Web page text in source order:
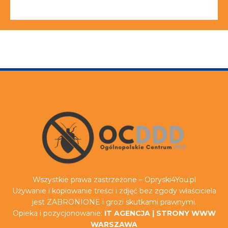
Wszystkie prawa zastrzeżone – Opryski4You.pl
Używanie i kopiowanie treści i zdjęć bez zgody właściciela
jest ZABRONIONE i grozi skutkami prawnymi.
Opieka i pozycjonowanie: IT AGENCJA| STRONY WWW
WARSZAWA